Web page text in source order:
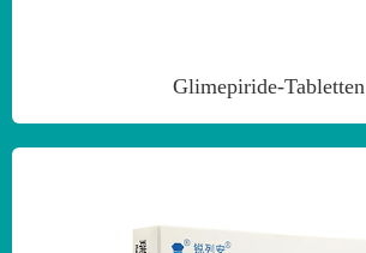
Glimepiride-Tabletten